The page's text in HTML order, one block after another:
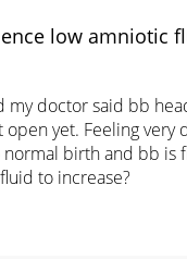
low amniotic
my doctor said bb
open yet. Feeling
birth and bb is
to increase?